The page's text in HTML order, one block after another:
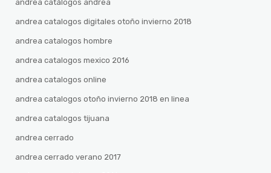
andrea catálogos andrea
andrea catalogos digitales otoño invierno 2018
andrea catalogos hombre
andrea catalogos mexico 2016
andrea catalogos online
andrea catalogos otoño invierno 2018 en linea
andrea catalogos tijuana
andrea cerrado
andrea cerrado verano 2017